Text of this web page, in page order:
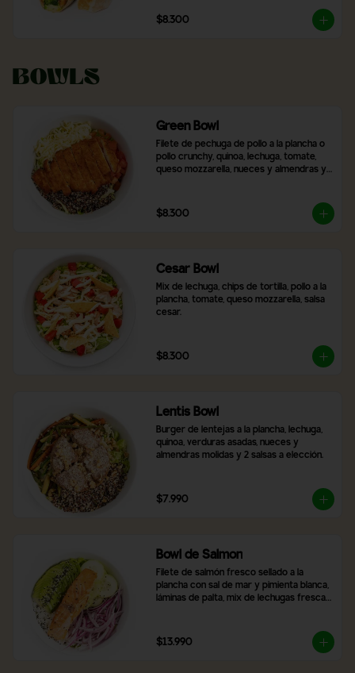
$8.300
Bowls
Green Bowl
Filete de pechuga de pollo a la plancha o
pollo crunchy, quinoa, lechuga, tomate,
queso mozzarella, nueces y almendras y
$8.300
Cesar Bowl
Mix de lechuga, chips de tortilla, pollo a la
plancha, tomate, queso mozzarella, salsa
cesar.
$8.300
Lentis Bowl
Burger de lentejas a la plancha, lechuga,
quinoa, verduras asadas, nueces y
almendras molidas y 2 salsas a elección.
$7.990
Bowl de Salmon
Filete de salmón fresco sellado a la
plancha con sal de mar y pimienta blanca,
láminas de palta, mix de lechugas frescas,
tostado.
$13.990